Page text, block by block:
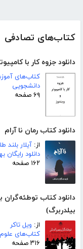
کتاب‌های تصادفی
دانلود جزوه کار با
کتاب‌های
دانشجویی
۶۹ صفحه
دانلود کتاب رمان نا آرام
از: آیلار بلند
دانلود رایگان
۱۶۲ صفحه
دانلود کتاب
بیلدربرگ)
از: ویل تاکر
کتاب‌های
۳۱۶ صفحه